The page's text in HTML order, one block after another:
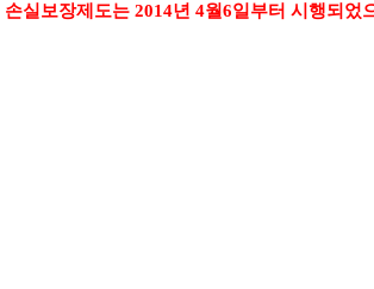
실보장제도는 2014년 4월6일부터 시행되었